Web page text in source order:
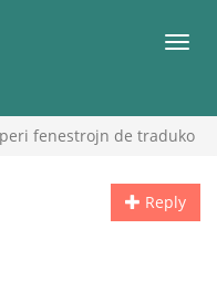
fenestrojn de traduko
Reply